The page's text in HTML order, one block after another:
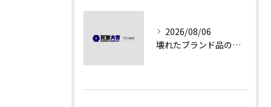
2026/08/06
壊れたブランド品の価値を見極める技術とは